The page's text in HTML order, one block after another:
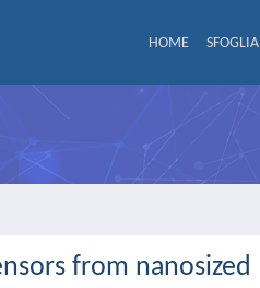
HOME SFOGLIA
from nanosized